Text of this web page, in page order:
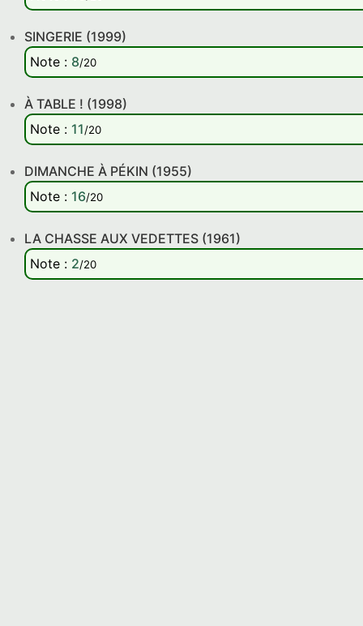
SINGERIE (1999)
Note : 8/20
À TABLE ! (1998)
Note : 11/20
DIMANCHE À PÉKIN (1955)
Note : 16/20
LA CHASSE AUX VEDETTES (1961)
Note : 2/20